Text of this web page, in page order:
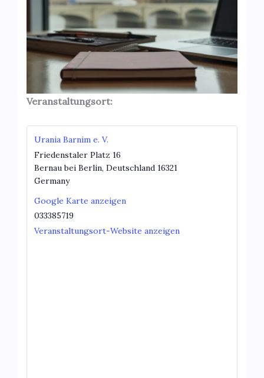
Veranstaltungsort:
Urania Barnim e. V.
Friedenstaler Platz 16
Bernau bei Berlin, Deutschland 16321
Germany
Google Karte anzeigen
033385719
Veranstaltungsort-Website anzeigen